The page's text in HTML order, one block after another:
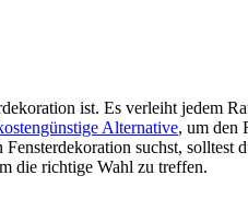
ist. Es verleiht jedem
Alternative, um den
suchst,
die richtige Wahl zu treffen.